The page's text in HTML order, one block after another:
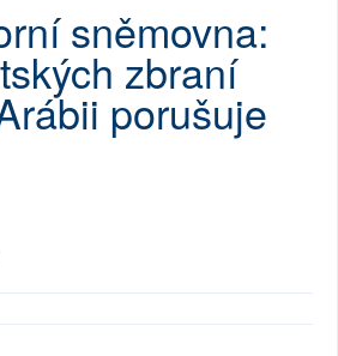
sněmovna:
zbraní
porušuje